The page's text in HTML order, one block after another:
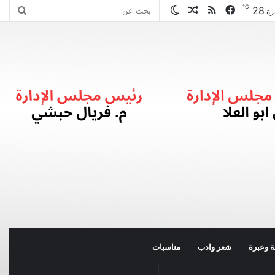
الوضع مقال ملخص
فيسبوك 28
℃
وعبرة شعر وادب مناسبات